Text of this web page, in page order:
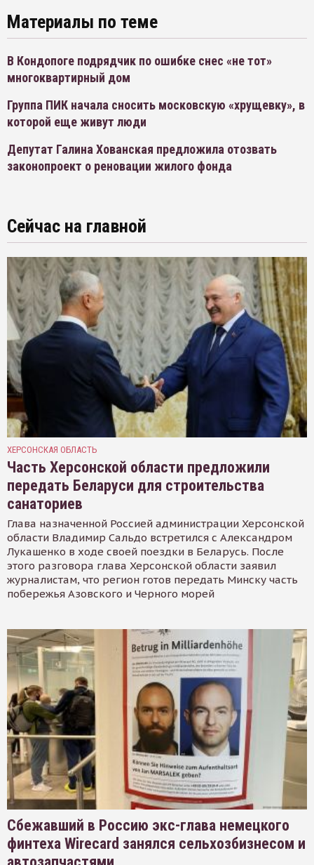
Материалы по теме
В Кондопоге подрядчик по ошибке снес «не тот»
многоквартирный дом
Группа ПИК начала сносить московскую «хрущевку», в
которой еще живут люди
Депутат Галина Хованская предложила отозвать
законопроект о реновации жилого фонда
Сейчас на главной
ХЕРСОНСКАЯ ОБЛАСТЬ
Часть Херсонской области предложили
передать Беларуси для строительства
санаториев
Глава назначенной Россией администрации Херсонской
области Владимир Сальдо встретился с Александром
Лукашенко в ходе своей поездки в Беларусь. После
этого разговора глава Херсонской области заявил
журналистам, что регион готов передать Минску часть
побережья Азовского и Черного морей
Сбежавший в Россию экс-глава немецкого
финтеха Wirecard занялся сельхозбизнесом и